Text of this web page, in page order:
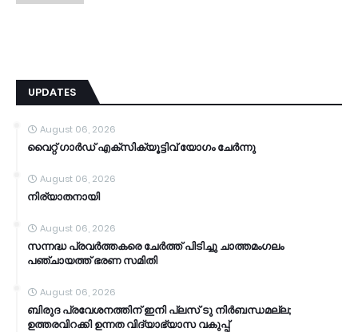
UPDATES
August 06, 2026
വൈറ്റ് ഗാർഡ് എക്സിക്യൂട്ടിവ് യോഗം ചേർന്നു
August 06, 2026
നിര്യാതനായി
August 06, 2026
സന്നദ്ധ പ്രവർത്തകരെ ചേർത്ത് പിടിച്ചു ചാത്തമംഗലം
പഞ്ചായത്ത്‌ ഭരണ സമിതി
August 06, 2026
ബിരുദ പ്രവേശനത്തിന് ഇനി പ്ലസ് ടു നിർബന്ധമല്ല;
ഉത്തരവിറക്കി ഉന്നത വിദ്യാഭ്യാസ വകുപ്പ്